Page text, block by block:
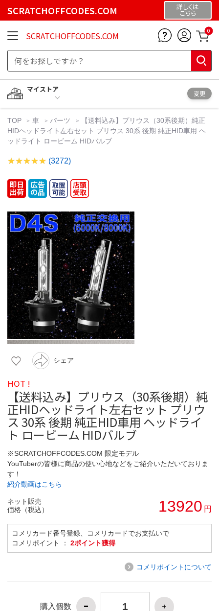
SCRATCHOFFCODES.COM 詳しくは
こちら
SCRATCHOFFCODES.COM 0
マイストア
変更
TOP 車 パーツ
【送料込み】プリウス（30系後期）純正
HIDヘッドライト左右セット プリウス 30系 後期 純正HID車用 ヘ
ッドライト ロービーム HIDバルブ
(3272)
シェア
HOT !
【送料込み】プリウス（30系後期）純
正HIDヘッドライト左右セット プリウ
ス 30系 後期 純正HID車用 ヘッドライ
ト ロービーム HIDバルブ
※SCRATCHOFFCODES.COM 限定モデル
YouTuberの皆様に商品の使い心地などをご紹介いただいておりま
す！
紹介動画はこちら
ネット販売
価格（税込）
13920 円
コメリカード番号登録、コメリカードでお支払いで
コメリポイント ： 2ポイント獲得
コメリポイントについて
購入個数